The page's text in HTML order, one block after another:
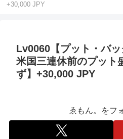
+30,000 JPY
Lv0060【プット・バ
米国三連休前のプット
ず】+30,000 JPY
ゑもん。をフ